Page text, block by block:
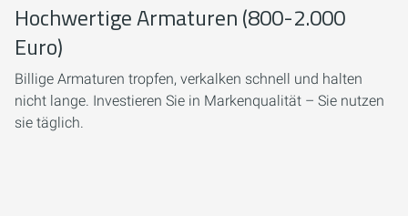
Hochwertige Armaturen (800-2.000
Euro)
Billige Armaturen tropfen, verkalken schnell und halten
nicht lange. Investieren Sie in Markenqualität – Sie nutzen
sie täglich.